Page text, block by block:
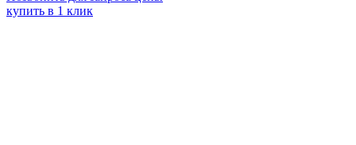
купить в 1 клик